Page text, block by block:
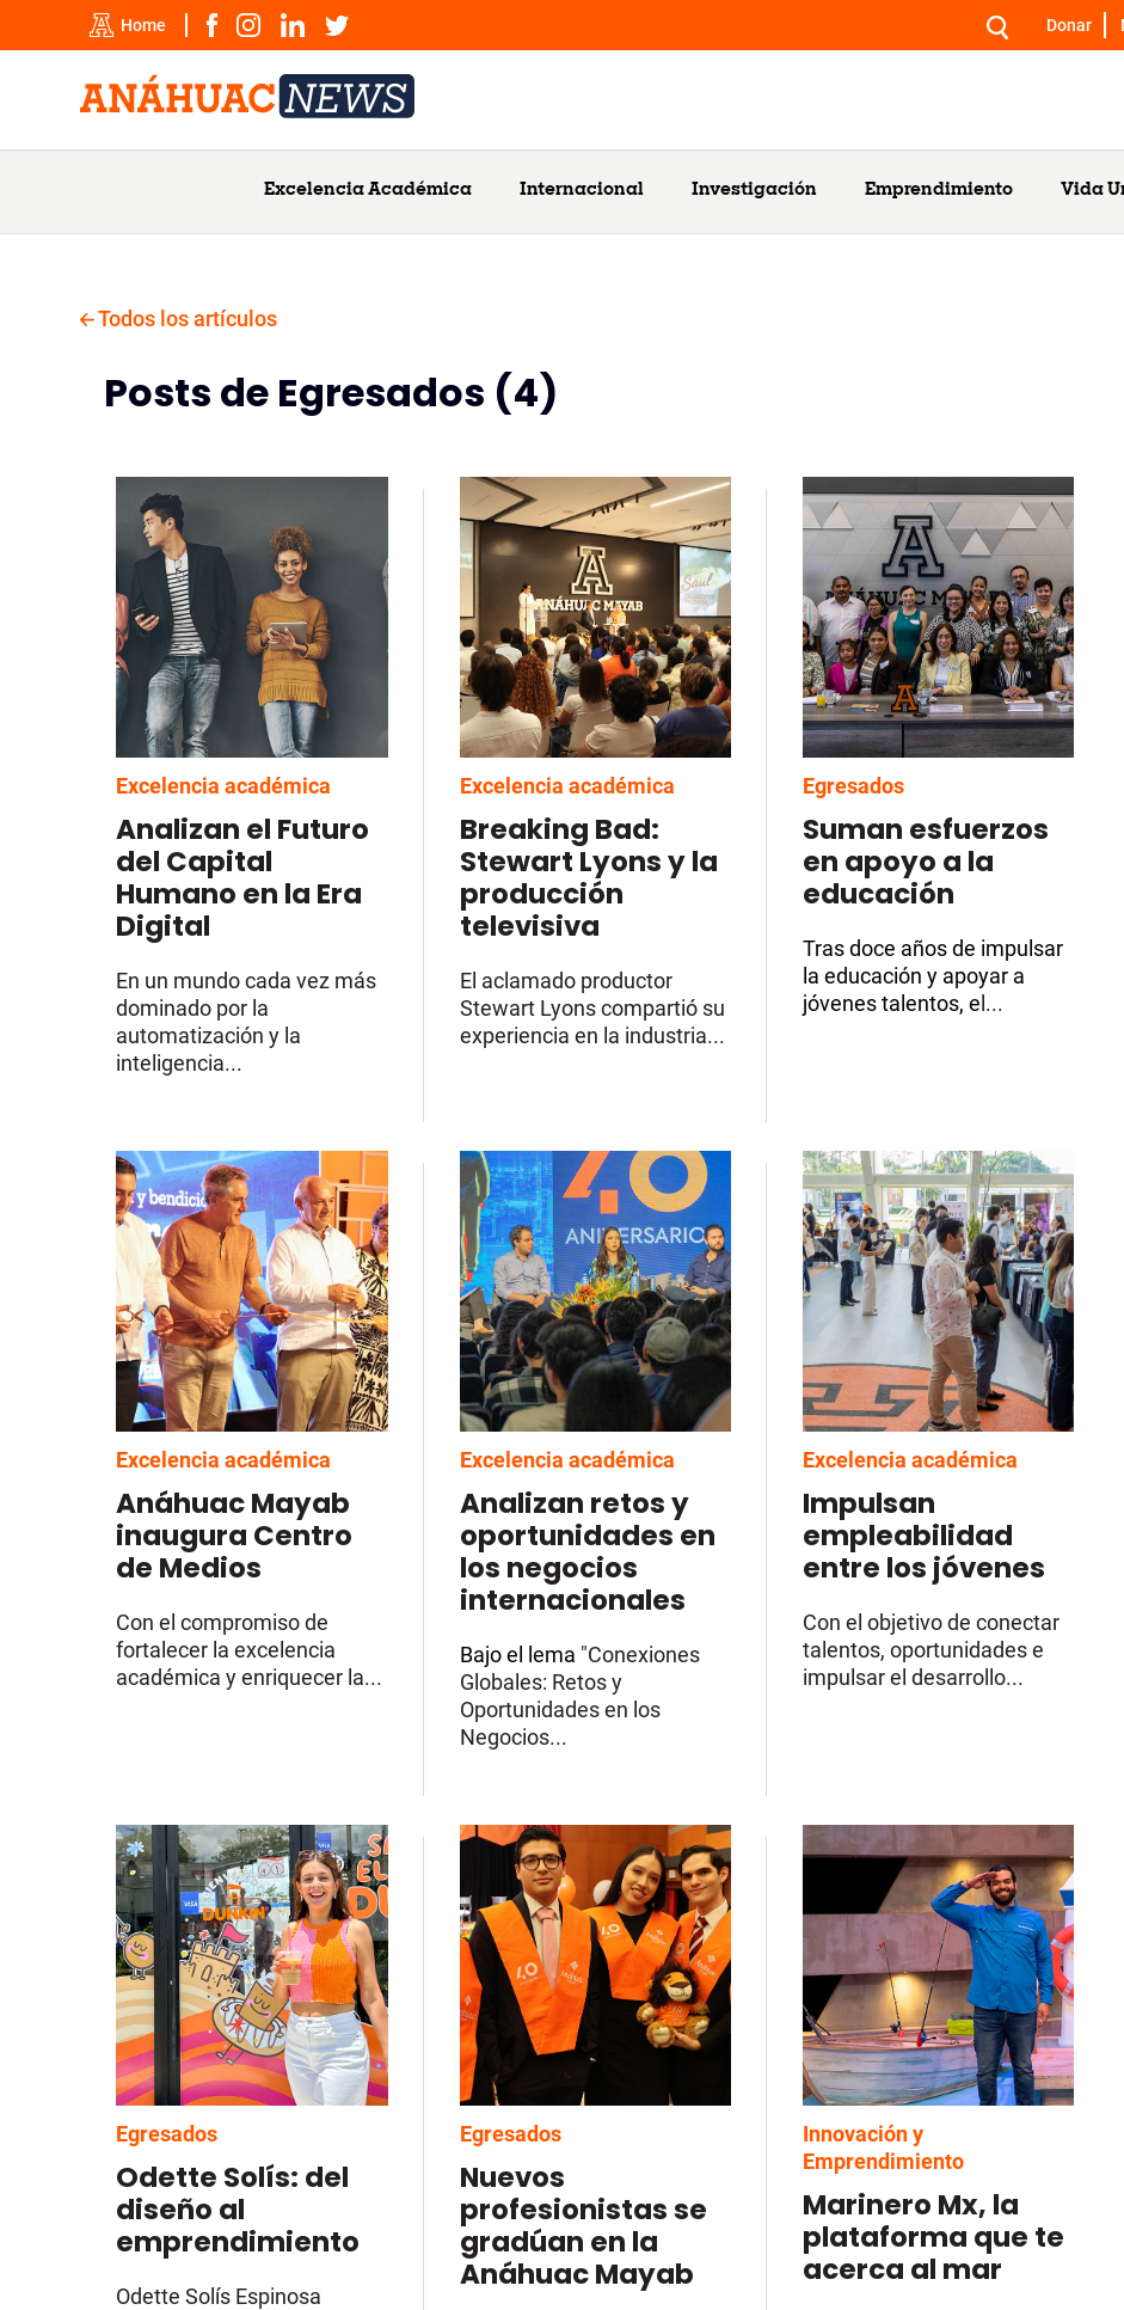
Home Donar
Excelencia Académica Internacional Investigación Emprendimiento Vida
Todos los artículos
Posts de Egresados (4)
Excelencia académica
Analizan el Futuro
del Capital
Humano en la Era
Digital
En un mundo cada vez más
dominado por la
automatización y la
inteligencia...
Excelencia académica
Breaking Bad:
Stewart Lyons y la
producción
televisiva
El aclamado productor
Stewart Lyons compartió su
experiencia en la industria...
Egresados
Suman esfuerzos
en apoyo a la
educación
Tras doce años de impulsar
la educación y apoyar a
jóvenes talentos, e l...
Excelencia académica
Anáhuac Mayab
inaugura Centro
de Medios
Con el compromiso de
fortalecer la excelencia
académica y enriquecer la...
Excelencia académica
Analizan retos y
oportunidades en
los negocios
internacionales
Bajo el lema "Conexiones
Globales: Retos y
Oportunidades en los
Negocios...
Excelencia académica
Impulsan
empleabilidad
entre los jóvenes
Con el objetivo de conectar
talentos, oportunidades e
impulsar el desarrollo...
Egresados
Odette Solís: del
diseño al
emprendimiento
Odette Solís Espinosa
Egresados
Nuevos
profesionistas se
gradúan en la
Anáhuac Mayab
Innovación y
Emprendimiento
Marinero Mx, la
plataforma que te
acerca al mar